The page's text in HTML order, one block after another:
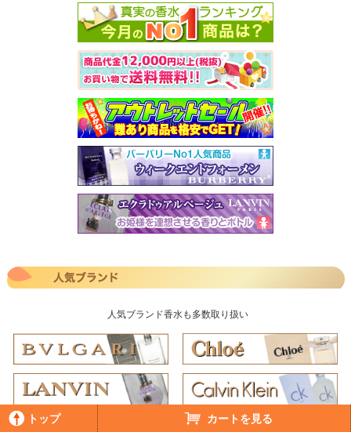
人気ブランド香水も多数取り扱い
トップ カートを見る